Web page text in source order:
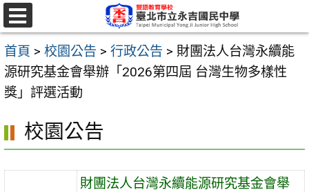
跳
至
主
要
內
選
單
首頁 > 校園公告 > 行政公告 > 財團法人台灣永續能
源研究基金會舉辦「2026第四屆 台灣生物多樣性
獎」評選活動
校園公告
財團法人台灣永續能源研究基金會舉